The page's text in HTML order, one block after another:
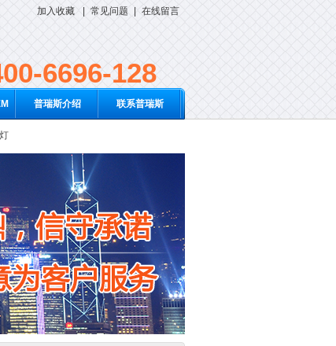
加入收藏 常见问题 在线留言
6696-128
普瑞斯介绍 联系普瑞斯